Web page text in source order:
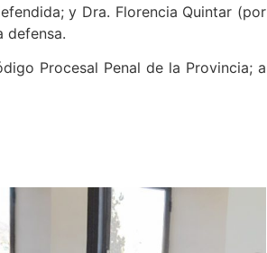
y Dra. Florencia Quintar (por
defensa.
Procesal Penal de la Provincia; a